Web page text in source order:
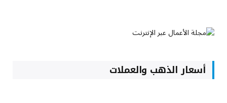
أسعار الذهب والعملات